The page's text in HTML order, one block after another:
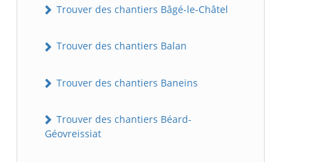
Trouver des chantiers Bâgé-le-Châtel
Trouver des chantiers Balan
Trouver des chantiers Baneins
Trouver des chantiers Béard-
Géovreissiat